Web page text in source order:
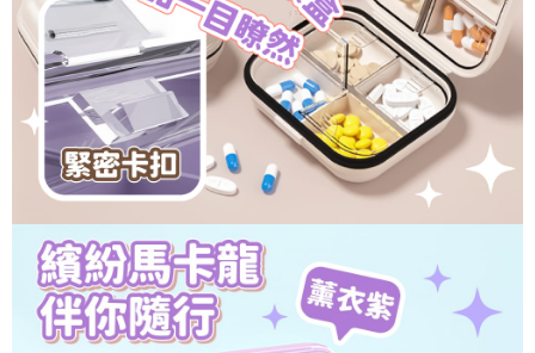
３．未成年的使用者請事先徵得法定代理人或監護人之同意方可使用
「AFTEE先享後付」，若未經同意申辦者引起之損失，本公司不負相關責
任。
４．使用「AFTEE先享後付」時，將依據個別帳號之用戶狀況，依本公司即
時審查核予不同之上限額度；若仍有額度不足之情形，本公司將視審查結果
請求用戶進行身份認證。
５．嚴禁一人註冊多個帳號或使用他人資訊註冊。若發現惡意使用之情形，
恩沛科技股份有限公司將有權停止該用戶之使用額度並採取法律行動。